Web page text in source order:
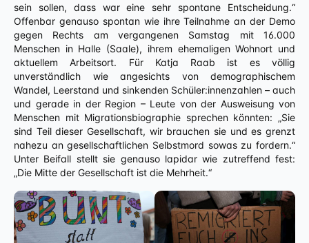
sein sollen, dass war eine sehr spontane Entscheidung.“
Offenbar genauso spontan wie ihre Teilnahme an der Demo
gegen Rechts am vergangenen Samstag mit 16.000
Menschen in Halle (Saale), ihrem ehemaligen Wohnort und
aktuellem Arbeitsort. Für Katja Raab ist es völlig
unverständlich wie angesichts von demographischem
Wandel, Leerstand und sinkenden Schüler:innenzahlen – auch
und gerade in der Region – Leute von der Ausweisung von
Menschen mit Migrationsbiographie sprechen könnten: „Sie
sind Teil dieser Gesellschaft, wir brauchen sie und es grenzt
nahezu an gesellschaftlichen Selbstmord sowas zu fordern.“
Unter Beifall stellt sie genauso lapidar wie zutreffend fest:
„Die Mitte der Gesellschaft ist die Mehrheit.“